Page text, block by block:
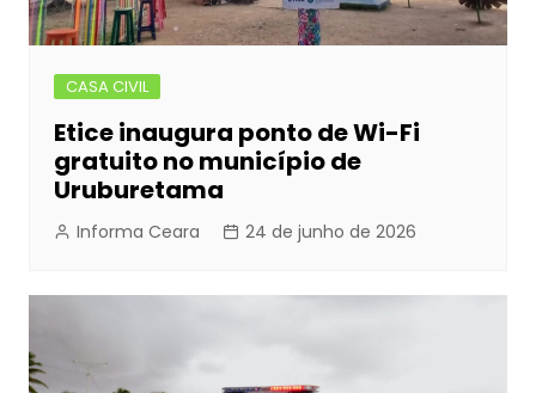
CASA CIVIL
Etice inaugura ponto de Wi-Fi
gratuito no município de
Uruburetama
Informa Ceara 24 de junho de 2026